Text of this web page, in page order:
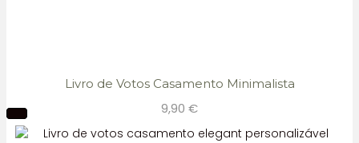
Livro de Votos Casamento Minimalista
9,90 €